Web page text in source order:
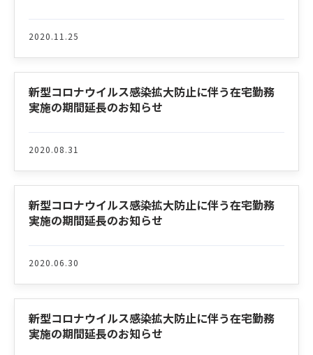
2020.11.25
新型コロナウイルス感染拡大防止に伴う在宅勤務
実施の期間延長のお知らせ
2020.08.31
新型コロナウイルス感染拡大防止に伴う在宅勤務
実施の期間延長のお知らせ
2020.06.30
新型コロナウイルス感染拡大防止に伴う在宅勤務
実施の期間延長のお知らせ